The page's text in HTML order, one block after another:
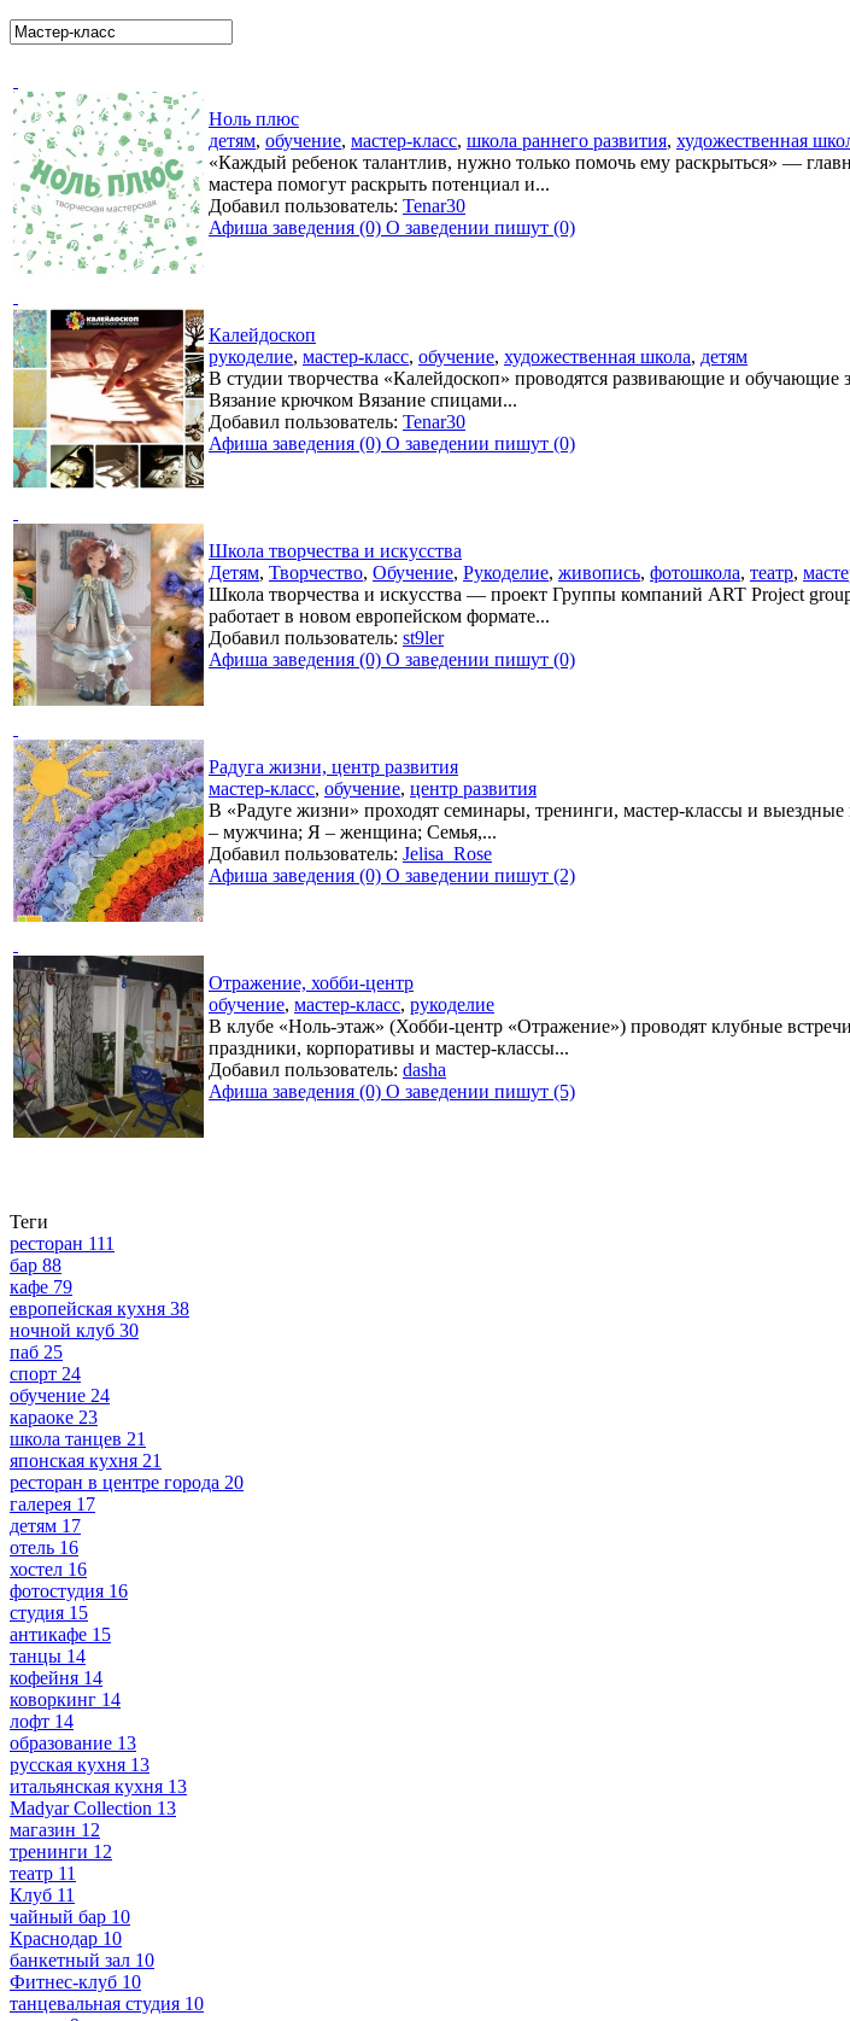
Ноль плюс
детям, обучение, мастер-класс, школа раннего развития, художественная
«Каждый ребенок талантлив, нужно только помочь ему раскрыться» —
мастера помогут раскрыть потенциал и...
Добавил пользователь: Tenar30
Афиша заведения (0) О заведении пишут (0)
Калейдоскоп
рукоделие, мастер-класс, обучение, художественная школа, детям
В студии творчества «Калейдоскоп» проводятся развивающие и обучающие
Вязание крючком Вязание спицами...
Добавил пользователь: Tenar30
Афиша заведения (0) О заведении пишут (0)
Школа творчества и искусства
Детям, Творчество, Обучение, Рукоделие, живопись, фотошкола, театр,
Школа творчества и искусства — проект Группы компаний ART Project
работает в новом европейском формате...
Добавил пользователь: st9ler
Афиша заведения (0) О заведении пишут (0)
Радуга жизни, центр развития
мастер-класс, обучение, центр развития
В «Радуге жизни» проходят семинары, тренинги, мастер-классы и
– мужчина; Я – женщина; Семья,...
Добавил пользователь: Jelisa_Rose
Афиша заведения (0) О заведении пишут (2)
Отражение, хобби-центр
обучение, мастер-класс, рукоделие
В клубе «Ноль-этаж» (Хобби-центр «Отражение») проводят клубные
праздники, корпоративы и мастер-классы...
Добавил пользователь: dasha
Афиша заведения (0) О заведении пишут (5)
Теги
ресторан 111
бар 88
кафе 79
европейская кухня 38
ночной клуб 30
паб 25
спорт 24
обучение 24
караоке 23
школа танцев 21
японская кухня 21
ресторан в центре города 20
галерея 17
детям 17
отель 16
хостел 16
фотостудия 16
студия 15
антикафе 15
танцы 14
кофейня 14
коворкинг 14
лофт 14
образование 13
русская кухня 13
итальянская кухня 13
Madyar Collection 13
магазин 12
тренинги 12
театр 11
Клуб 11
чайный бар 10
Краснодар 10
банкетный зал 10
Фитнес-клуб 10
танцевальная студия 10